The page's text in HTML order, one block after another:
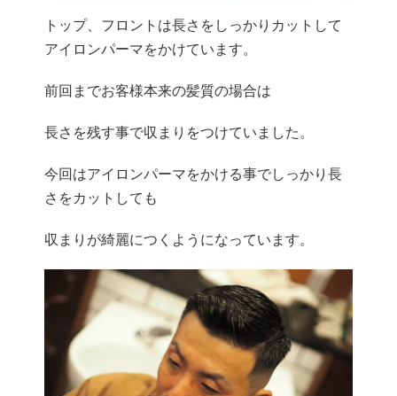
トップ、フロントは長さをしっかりカットして
アイロンパーマをかけています。
前回までお客様本来の髪質の場合は
長さを残す事で収まりをつけていました。
今回はアイロンパーマをかける事でしっかり長
さをカットしても
収まりが綺麗につくようになっています。